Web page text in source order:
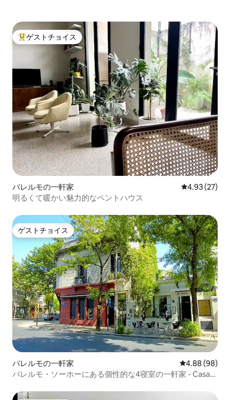
大好評のゲストチョイスです。
ゲストチョイス
パレルモの一軒家 レビュー27
4.93 (27)
明るくて暖かい魅力的なペントハウス
ゲストチョイス
ゲストチョイス
パレルモの一軒家 レビュー98件
4.88 (98)
パレルモ・ソーホーにある個性的な4寝室の一軒家 - Casa